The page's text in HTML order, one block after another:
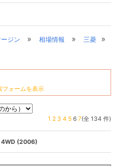
ジン » 相場情報 » 三菱 »
フォームを表示
1 2 3 4 5 6 7(全 134 件)
4WD (2006)